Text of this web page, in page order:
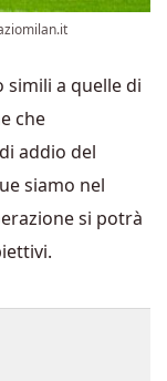
simili a quelle di
che
addio del
siamo nel
si potrà